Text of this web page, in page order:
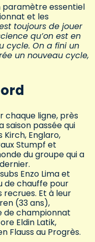
paramètre essentiel
et les
toujours de jouer
qu’on est en
cycle. On a fini un
un nouveau cycle,
chaque ligne, près
saison passée qui
Kirch, Englaro,
Stumpf et
du groupe qui a
Enzo Lima et
de chauffe pour
Et à leur
(33 ans),
de championnat
Eldin Latik,
Flauss au Progrès.